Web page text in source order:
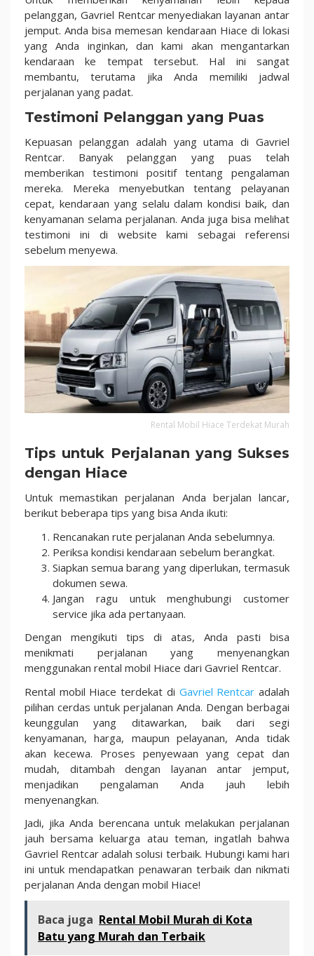
pelanggan, Gavriel Rentcar menyediakan layanan antar
jemput. Anda bisa memesan kendaraan Hiace di lokasi
yang Anda inginkan, dan kami akan mengantarkan
kendaraan ke tempat tersebut. Hal ini sangat
membantu, terutama jika Anda memiliki jadwal
perjalanan yang padat.
Testimoni Pelanggan yang Puas
Kepuasan pelanggan adalah yang utama di Gavriel
Rentcar. Banyak pelanggan yang puas telah
memberikan testimoni positif tentang pengalaman
mereka. Mereka menyebutkan tentang pelayanan
cepat, kendaraan yang selalu dalam kondisi baik, dan
kenyamanan selama perjalanan. Anda juga bisa melihat
testimoni ini di website kami sebagai referensi
sebelum menyewa.
Rental Mobil Hiace Terdekat Murah
Tips untuk Perjalanan yang Sukses
dengan Hiace
Untuk memastikan perjalanan Anda berjalan lancar,
berikut beberapa tips yang bisa Anda ikuti:
Rencanakan rute perjalanan Anda sebelumnya.
Periksa kondisi kendaraan sebelum berangkat.
Siapkan semua barang yang diperlukan, termasuk
dokumen sewa.
Jangan ragu untuk menghubungi customer
service jika ada pertanyaan.
Dengan mengikuti tips di atas, Anda pasti bisa
menikmati perjalanan yang menyenangkan
menggunakan rental mobil Hiace dari Gavriel Rentcar.
Rental mobil Hiace terdekat di Gavriel Rentcar adalah
pilihan cerdas untuk perjalanan Anda. Dengan berbagai
keunggulan yang ditawarkan, baik dari segi
kenyamanan, harga, maupun pelayanan, Anda tidak
akan kecewa. Proses penyewaan yang cepat dan
mudah, ditambah dengan layanan antar jemput,
menjadikan pengalaman Anda jauh lebih
menyenangkan.
Jadi, jika Anda berencana untuk melakukan perjalanan
jauh bersama keluarga atau teman, ingatlah bahwa
Gavriel Rentcar adalah solusi terbaik. Hubungi kami hari
ini untuk mendapatkan penawaran terbaik dan nikmati
perjalanan Anda dengan mobil Hiace!
Baca juga Rental Mobil Murah di Kota
Batu yang Murah dan Terbaik